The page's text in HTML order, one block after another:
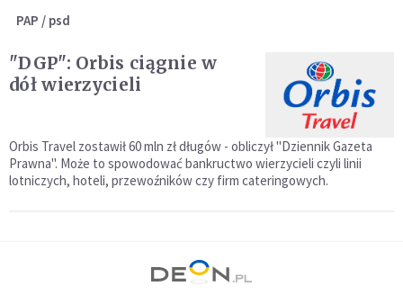
PAP / psd
"DGP": Orbis ciągnie w
dół wierzycieli
Orbis Travel zostawił 60 mln zł długów - obliczył "Dziennik Gazeta
Prawna". Może to spowodować bankructwo wierzycieli czyli linii
lotniczych, hoteli, przewoźników czy firm cateringowych.